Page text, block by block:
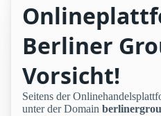
Berliner
Vorsicht!
Seitens der
unter der Domain